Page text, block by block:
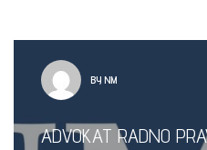
BY NM
ADVOKAT RADNO